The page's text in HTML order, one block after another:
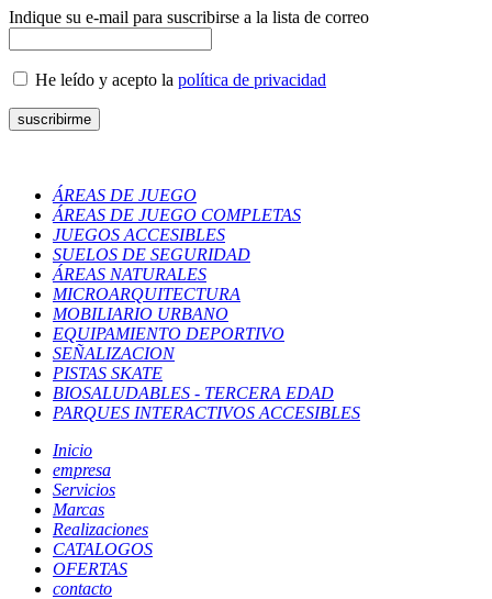
Indique su e-mail para suscribirse a la lista de correo
He leído y acepto la política de privacidad
ÁREAS DE JUEGO
ÁREAS DE JUEGO COMPLETAS
JUEGOS ACCESIBLES
SUELOS DE SEGURIDAD
ÁREAS NATURALES
MICROARQUITECTURA
MOBILIARIO URBANO
EQUIPAMIENTO DEPORTIVO
SEÑALIZACION
PISTAS SKATE
BIOSALUDABLES - TERCERA EDAD
PARQUES INTERACTIVOS ACCESIBLES
Inicio
empresa
Servicios
Marcas
Realizaciones
CATALOGOS
OFERTAS
contacto